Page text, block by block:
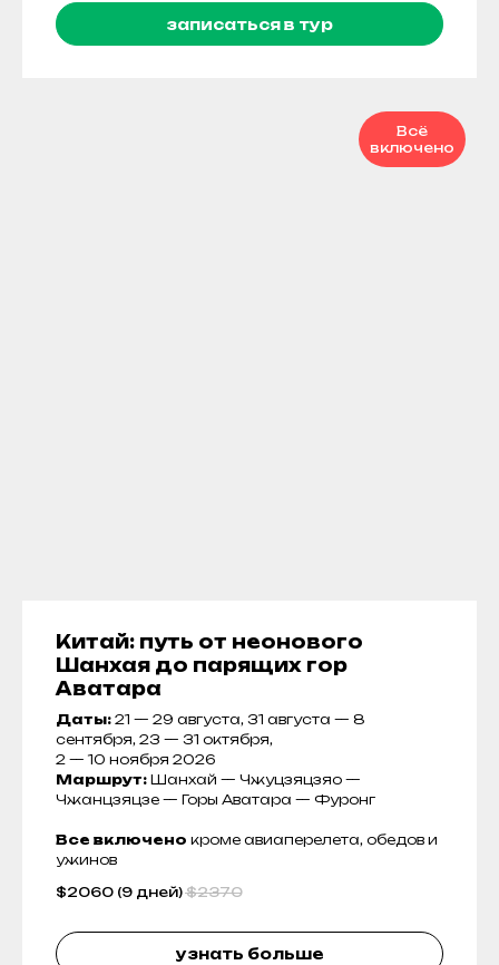
записаться в тур
Всё
включено
Китай: путь от неонового
Шанхая до парящих гор
Аватара
Даты: 21 — 29 августа, 31 августа — 8
сентября, 23 — 31 октября,
2 — 10 ноября 2026
Маршрут: Шанхай — Чжуцзяцзяо —
Чжанцзяцзе — Горы Аватара — Фуронг
Все включено кроме авиаперелета, обедов и
ужинов
$2060 (9 дней) $2370
узнать больше